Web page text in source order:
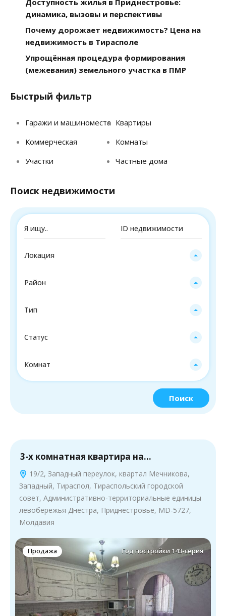
динамика, вызовы и перспективы
Почему дорожает недвижимость? Цена на
недвижимость в Тирасполе
Упрощённая процедура формирования
(межевания) земельного участка в ПМР
Быстрый фильтр
Гаражи и машиноместа Квартиры
Коммерческая
Комнаты
Участки
Частные дома
Поиск недвижимости
Локация
Район
Тип
Статус
Комнат
Поиск
3-х комнатная квартира на…
19/2, Западный переулок, квартал Мечникова,
Западный, Тираспол, Тираспольский городской
совет, Административно-территориальные единицы
левобережья Днестра, Приднестровье, MD-5727,
Молдавия
Продажа Год постройки 143-серия